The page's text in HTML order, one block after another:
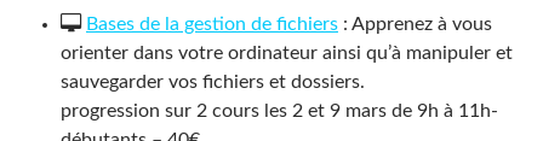
Bases de la gestion de fichiers : Apprenez à vous
orienter dans votre ordinateur ainsi qu’à manipuler et
sauvegarder vos fichiers et dossiers.
progression sur 2 cours les 2 et 9 mars de 9h à 11h-